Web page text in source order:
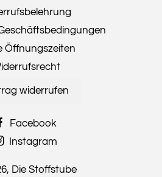
Öffnungszeiten
widerrufen
Facebook
Instagram
Die Stoffstube